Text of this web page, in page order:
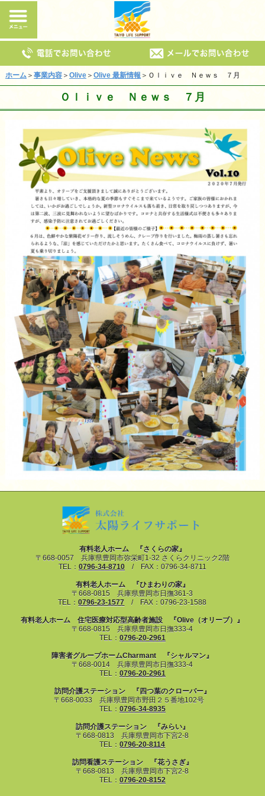
ホーム＞ 事業内容＞ Olive＞ Olive 最新情報 ＞Ｏｌｉｖｅ Ｎｅｗｓ ７月
Ｏｌｉｖｅ Ｎｅｗｓ ７月
有料老人ホーム 『さくらの家』
〒668-0057 兵庫県豊岡市弥栄町1-32 さくらクリニック2階
TEL： 0796-34-8710/ FAX：0796-34-8711
有料老人ホーム 『ひまわりの家』
〒668-0815 兵庫県豊岡市日撫361-3
TEL：0796-23-1577 / FAX：0796-23-1588
有料老人ホーム 住宅医療対応型高齢者施設 『Olive（オリーブ）』
〒668-0815 兵庫県豊岡市日撫333-4
TEL： 0796-20-2961
障害者グループホームCharmant 『シャルマン』
〒668-0014 兵庫県豊岡市日撫333-4
TEL： 0796-20-2961
訪問介護ステーション 『四つ葉のクローバー』
〒668-0033 兵庫県豊岡市野田２５番地102号
TEL： 0796-34-8935
訪問介護ステーション 『みらい』
〒668-0813 兵庫県豊岡市下宮2-8
TEL：0796-20-8114
訪問看護ステーション 『花うさぎ』
〒668-0813 兵庫県豊岡市下宮2-8
TEL： 0796-20-8152